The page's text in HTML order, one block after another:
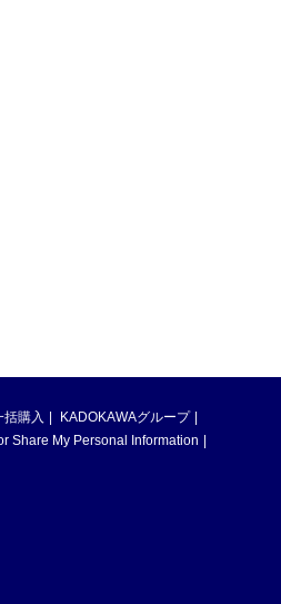
購入
KADOKAWAグループ
Share My Personal Information